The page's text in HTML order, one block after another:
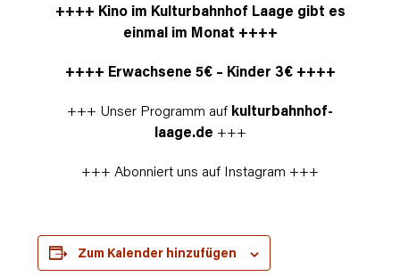
++++ Kino im Kulturbahnhof Laage gibt es
einmal im Monat ++++
++++ Erwachsene 5€ – Kinder 3€ ++++
+++ Unser Programm auf kulturbahnhof-
laage.de +++
+++ Abonniert uns auf Instagram +++
Zum Kalender hinzufügen